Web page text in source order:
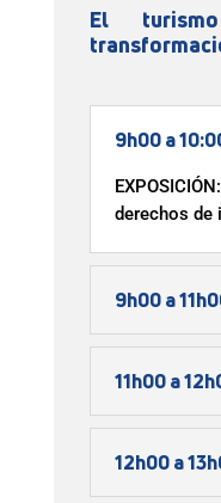
El
9h00 a
derechos de
9h00 a
11h00 a
12h00 a